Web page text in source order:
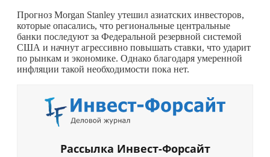
Прогноз Morgan Stanley утешил азиатских инвесторов,
которые опасались, что региональные центральные
банки последуют за Федеральной резервной системой
США и начнут агрессивно повышать ставки, что ударит
по рынкам и экономике. Однако благодаря умеренной
инфляции такой необходимости пока нет.
Рассылка Инвест-Форсайт